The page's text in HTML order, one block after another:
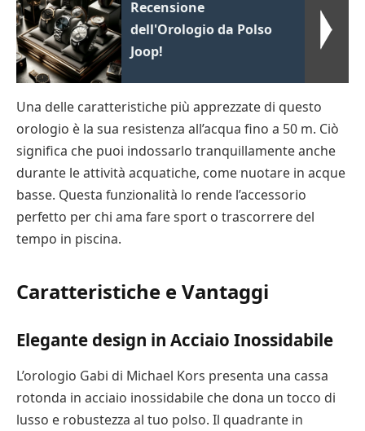
Recensione
dell'Orologio da Polso
Joop!
Una delle caratteristiche più apprezzate di questo
orologio è la sua resistenza all’acqua fino a 50 m. Ciò
significa che puoi indossarlo tranquillamente anche
durante le attività acquatiche, come nuotare in acque
basse. Questa funzionalità lo rende l’accessorio
perfetto per chi ama fare sport o trascorrere del
tempo in piscina.
Caratteristiche e Vantaggi
Elegante design in Acciaio Inossidabile
L’orologio Gabi di Michael Kors presenta una cassa
rotonda in acciaio inossidabile che dona un tocco di
lusso e robustezza al tuo polso. Il quadrante in